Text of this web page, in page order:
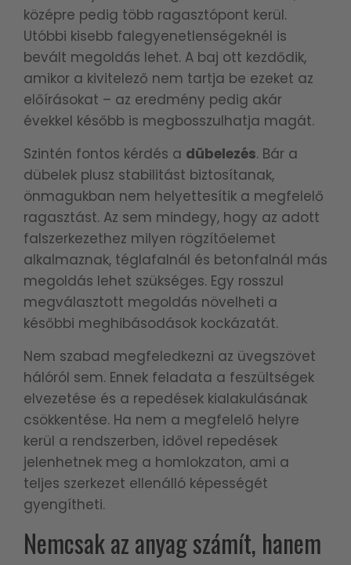
középre pedig több ragasztópont kerül.
Utóbbi kisebb falegyenetlenségeknél is
bevált megoldás lehet. A baj ott kezdődik,
amikor a kivitelező nem tartja be ezeket az
előírásokat – az eredmény pedig akár
évekkel később is megbosszulhatja magát.
Szintén fontos kérdés a dübelezés. Bár a
dübelek plusz stabilitást biztosítanak,
önmagukban nem helyettesítik a megfelelő
ragasztást. Az sem mindegy, hogy az adott
falszerkezethez milyen rögzítőelemet
alkalmaznak, téglafalnál és betonfalnál más
megoldás lehet szükséges. Egy rosszul
megválasztott megoldás növelheti a
későbbi meghibásodások kockázatát.
Nem szabad megfeledkezni az üvegszövet
hálóról sem. Ennek feladata a feszültségek
elvezetése és a repedések kialakulásának
csökkentése. Ha nem a megfelelő helyre
kerül a rendszerben, idővel repedések
jelenhetnek meg a homlokzaton, ami a
teljes szerkezet ellenálló képességét
gyengítheti.
Nemcsak az anyag számít, hanem